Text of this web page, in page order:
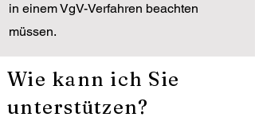
in einem VgV-Verfahren beachten
müssen.
Wie kann ich Sie
unterstützen?